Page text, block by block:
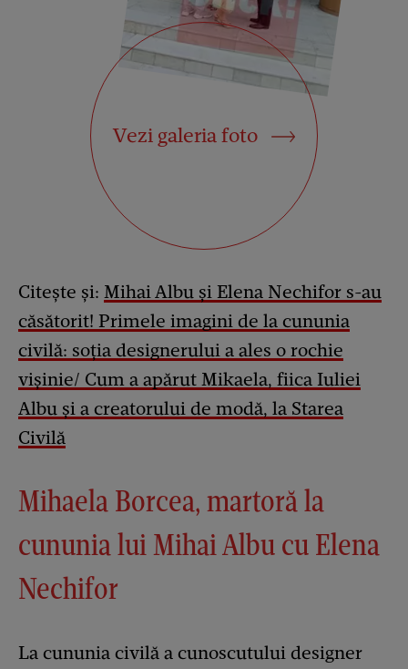
Vezi galeria foto
Citește și: Mihai Albu și Elena Nechifor s-au
căsătorit! Primele imagini de la cununia
civilă: soția designerului a ales o rochie
vișinie/ Cum a apărut Mikaela, fiica Iuliei
Albu și a creatorului de modă, la Starea
Civilă
Mihaela Borcea, martoră la
cununia lui Mihai Albu cu Elena
Nechifor
La cununia civilă a cunoscutului designer